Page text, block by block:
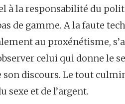
à la responsabilité du
de gamme. A la faute
au proxénétisme,
celui qui donne le
discours. Le tout
sexe et de l’argent.